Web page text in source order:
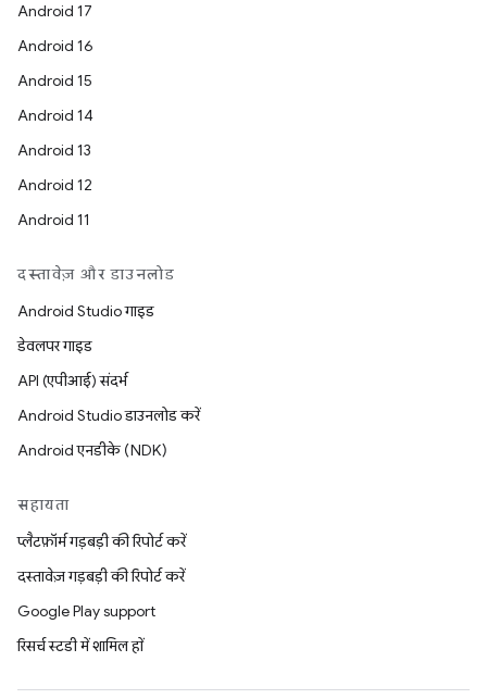
Android 17
Android 16
Android 15
Android 14
Android 13
Android 12
Android 11
दस्तावेज़ और डाउनलोड
Android Studio गाइड
डेवलपर गाइड
API (एपीआई) संदर्भ
Android Studio डाउनलोड करें
Android एनडीके (NDK)
सहायता
प्लैटफ़ॉर्म गड़बड़ी की रिपोर्ट करें
दस्तावेज़ गड़बड़ी की रिपोर्ट करें
Google Play support
रिसर्च स्टडी में शामिल हों